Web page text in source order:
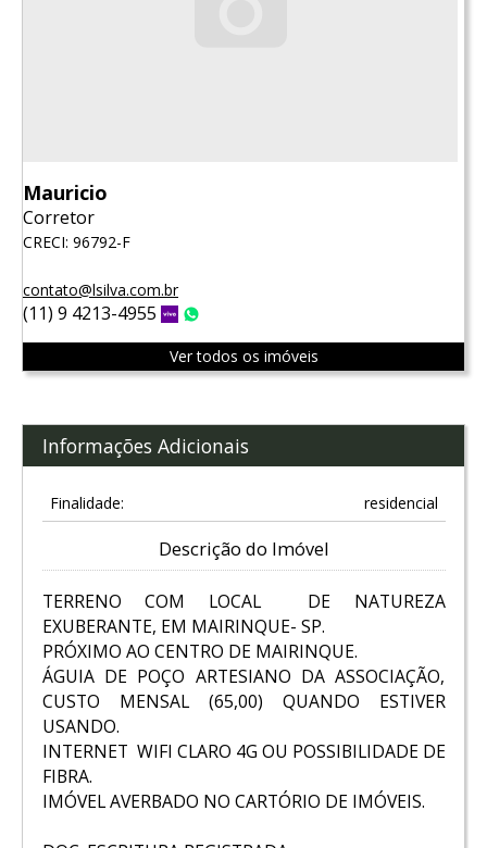
Mauricio
Corretor
CRECI: 96792-F
contato@lsilva.com.br
(11) 9 4213-4955 Vivo
Ver todos os imóveis
Informações Adicionais
Finalidade: residencial
Descrição do Imóvel
TERRENO COM LOCAL DE NATUREZA
EXUBERANTE, EM MAIRINQUE- SP.
PRÓXIMO AO CENTRO DE MAIRINQUE.
ÁGUIA DE POÇO ARTESIANO DA ASSOCIAÇÃO,
CUSTO MENSAL (65,00) QUANDO ESTIVER
USANDO.
INTERNET WIFI CLARO 4G OU POSSIBILIDADE DE
FIBRA.
IMÓVEL AVERBADO NO CARTÓRIO DE IMÓVEIS.